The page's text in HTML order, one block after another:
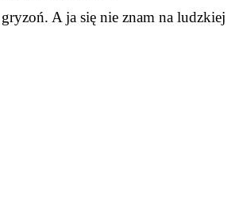
A ja się nie znam na ludzkiej